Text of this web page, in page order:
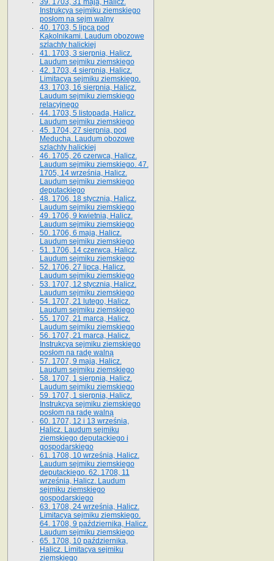
39. 1703, 31 maja, Halicz.
Instrukcya sejmiku ziemskiego
posłom na sejm walny
40. 1703, 5 lipca pod
Kąkolnikami. Laudum obozowe
szlachty halickiej
41­. 1703, 3 sierpnia, Halicz.
Laudum sejmiku ziemskiego
42. 1703, 4 sierpnia, Halicz.
Limitacya sejmiku ziemskiego.
43. 1703, 16 sierpnia, Halicz.
Laudum sejmiku ziemskiego
relacyjnego
44. 1703, 5 listopada, Halicz.
Laudum sejmiku ziemskiego
45. 1704, 27 sierpnia, pod
Meduchą. Laudum obozowe
szlachty halickiej
46. 1705, 26 czerwca, Halicz.
Laudum sejmiku ziemskiego. 47.
1705, 14 września, Halicz.
Laudum sejmiku ziemskiego
deputackiego
48. 1706, 18 stycznia, Halicz.
Laudum sejmiku ziemskiego
49. 1706, 9 kwietnia, Halicz.
Laudum sejmiku ziemskiego
50. 1706, 6 maja, Halicz.
Laudum sejmiku ziemskiego
51. 1706, 14 czerwca, Halicz.
Laudum sejmiku ziemskiego
52. 1706, 27 lipca, Halicz.
Laudum sejmiku ziemskiego
53. 1707, 12 stycznia, Halicz.
Laudum sejmiku ziemskiego
54. 1707, 21 lutego, Halicz.
Laudum sejmiku ziemskiego
55. 1707, 21 marca, Halicz.
Laudum sejmiku ziemskiego
56. 1707, 21 marca, Halicz.
Instrukcya sejmiku ziemskiego
posłom na radę walną
57. 1707, 9 maja, Halicz.
Laudum sejmiku ziemskiego
58. 1707, 1 sierpnia, Halicz.
Laudum sejmiku ziemskiego
59. 1707, 1 sierpnia, Halicz.
Instrukcya sejmiku ziemskiego
posłom na radę walną
60. 1707, 12 i 13 września,
Halicz. Laudum sejmiku
ziemskiego deputackiego i
gospodarskiego
61. 1708, 10 września, Halicz.
Laudum sejmiku ziemskiego
deputackiego. 62. 1708, 11
września, Halicz. Laudum
sejmiku ziemskiego
gospodarskiego
63. 1708, 24 września, Halicz.
Limitacya sejmiku ziemskiego.
64. 1708, 9 października, Halicz.
Laudum sejmiku ziemskiego
65­. 1708, 10 października,
Halicz. Limitacya sejmiku
ziemskiego